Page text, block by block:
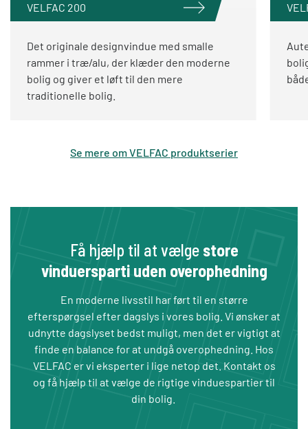
VELFAC 200
Det originale designvindue med smalle
rammer i træ/alu, der klæder den moderne
bolig og giver et løft til den mere
traditionelle bolig.
Se mere om VELFAC produktserier
Få hjælp til at vælge store
vinduersparti uden overophedning
En moderne livsstil har ført til en større
efterspørgsel efter dagslys i vores bolig. Vi ønsker at
udnytte dagslyset bedst muligt, men det er vigtigt at
finde en balance for at undgå overophedning. Hos
VELFAC er vi eksperter i lige netop det. Kontakt os
og få hjælp til at vælge de rigtige vinduespartier til
din bolig.